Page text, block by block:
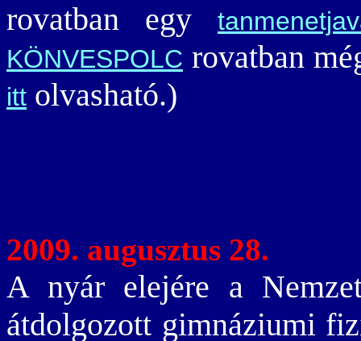
rovatban egy
KÖNVESPOLC rovatban
itt olvasható.)
2009. augusztus 28.
A nyár elejére a
átdolgozott gimnáziumi